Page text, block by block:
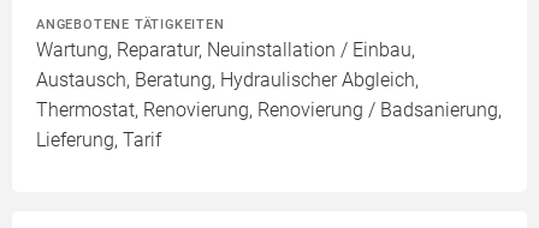
ANGEBOTENE TÄTIGKEITEN
Wartung, Reparatur, Neuinstallation / Einbau,
Austausch, Beratung, Hydraulischer Abgleich,
Thermostat, Renovierung, Renovierung / Badsanierung,
Lieferung, Tarif